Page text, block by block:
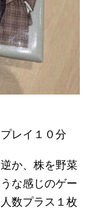
レイ１０分
か、株を野菜
な感じのゲー
数プラス１枚